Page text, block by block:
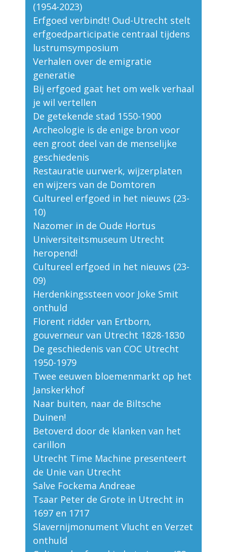
(1954-2023)
Erfgoed verbindt! Oud-Utrecht stelt
erfgoedparticipatie centraal tijdens
lustrumsymposium
Verhalen over de emigratie
generatie
Bij erfgoed gaat het om welk verhaal
je wil vertellen
De getekende stad 1550-1900
Archeologie is de enige bron voor
een groot deel van de menselijke
geschiedenis
Restauratie uurwerk, wijzerplaten
en wijzers van de Domtoren
Cultureel erfgoed in het nieuws (23-
10)
Nazomer in de Oude Hortus
Universiteitsmuseum Utrecht
heropend!
Cultureel erfgoed in het nieuws (23-
09)
Herdenkingssteen voor Joke Smit
onthuld
Florent ridder van Ertborn,
gouverneur van Utrecht 1828-1830
De geschiedenis van COC Utrecht
1950-1979
Twee eeuwen bloemenmarkt op het
Janskerkhof
Naar buiten, naar de Biltsche
Duinen!
Betoverd door de klanken van het
carillon
Utrecht Time Machine presenteert
de Unie van Utrecht
Salve Fockema Andreae
Tsaar Peter de Grote in Utrecht in
1697 en 1717
Slavernijmonument Vlucht en Verzet
onthuld